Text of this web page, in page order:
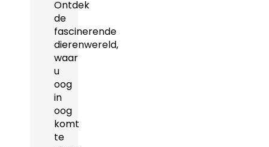
Ontdek
de
fascinerende
dierenwereld,
waar
u
oog
in
oog
komt
te